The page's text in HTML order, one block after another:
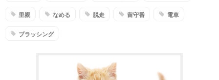
里親 なめる 脱走 留守番 電車
ブラッシング